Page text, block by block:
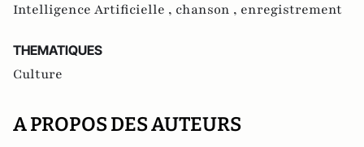
Intelligence Artificielle , chanson , enregistrement
THEMATIQUES
Culture
A PROPOS DES AUTEURS